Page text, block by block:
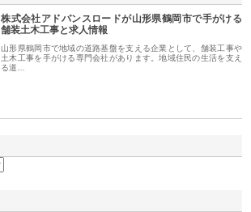
株式会社アドバンスロードが山形県鶴岡市で手がける
舗装土木工事と求人情報
山形県鶴岡市で地域の道路基盤を支える企業として、舗装工事や
土木工事を手がける専門会社があります。地域住民の生活を支え
る道…